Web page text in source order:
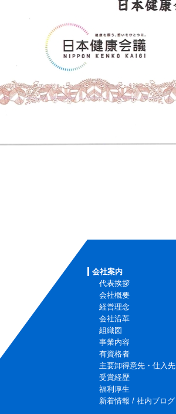
会社案内
代表挨拶
会社概要
経営理念
会社沿革
組織図
事業内容
有資格者
主要卸得意先・仕入先
受賞経歴
福利厚生
新着情報 / 社内ブログ